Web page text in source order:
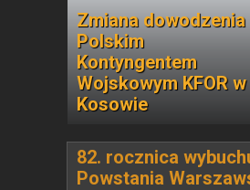
Zmiana dowodzenia
Polskim
Kontyngentem
Wojskowym KFOR w
Kosowie
82. rocznica
Powstania